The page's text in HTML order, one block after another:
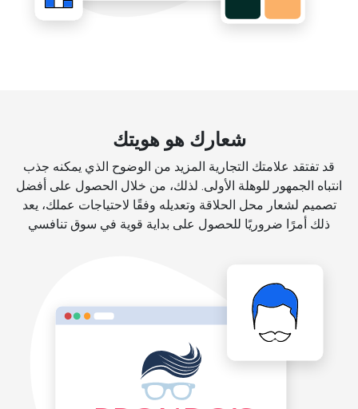
شعارك هو هويتك
قد تفتقد علامتك التجارية المزيد من الوضوح الذي يمكنه جذب
انتباه الجمهور للوهلة الأولى. لذلك، من خلال الحصول على أفضل
تصميم لشعار محل الحلاقة وتعديله وفقًا لاحتياجات عملك، يعد
ذلك أمرًا ضروريًا للحصول على بداية قوية في سوق تنافسي